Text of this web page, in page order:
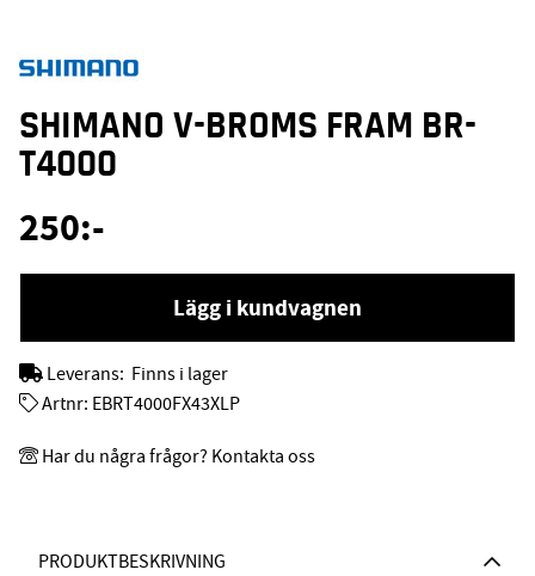
PRODUKTBESKRIVNING
SHIMANO V-BROMS FRAM BR-
T4000
250:-
Lägg i kundvagnen
Leverans: Finns i lager
Artnr: EBRT4000FX43XLP
Har du några frågor? Kontakta oss